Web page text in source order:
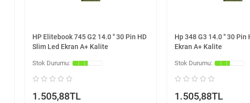
HP Elitebook 745 G2 14.0 '' 30 Pin HD
Slim Led Ekran A+ Kalite
1.505,88TL
Hp 348 G3 14.0 '' 30 Pin
Ekran A+ Kalite
1.505,88TL